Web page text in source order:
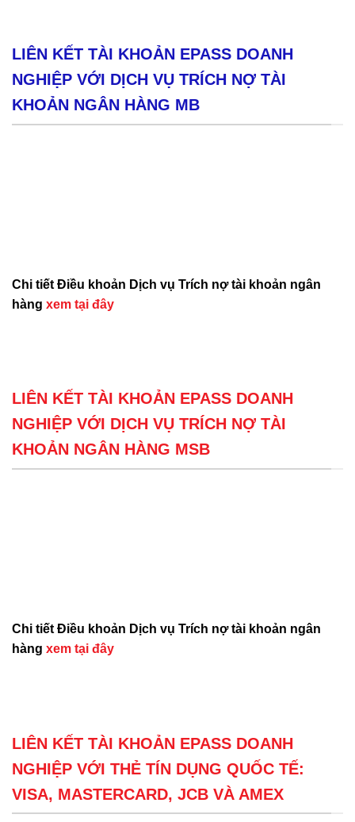
LIÊN KẾT TÀI KHOẢN EPASS DOANH
NGHIỆP VỚI DỊCH VỤ TRÍCH NỢ TÀI
KHOẢN NGÂN HÀNG MB
Chi tiết Điều khoản Dịch vụ Trích nợ tài khoản ngân
hàng xem tại đây
LIÊN KẾT TÀI KHOẢN EPASS DOANH
NGHIỆP VỚI DỊCH VỤ TRÍCH NỢ TÀI
KHOẢN NGÂN HÀNG MSB
Chi tiết Điều khoản Dịch vụ Trích nợ tài khoản ngân
hàng xem tại đây
LIÊN KẾT TÀI KHOẢN EPASS DOANH
NGHIỆP VỚI THẺ TÍN DỤNG QUỐC TẾ:
VISA, MASTERCARD, JCB VÀ AMEX